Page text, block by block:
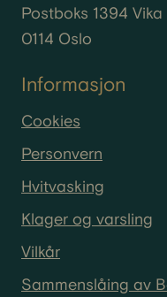
Postboks 1394 Vika
0114 Oslo
Informasjon
Cookies
Personvern
Hvitvasking
Klager og varsling
Vilkår
Sammenslåing av